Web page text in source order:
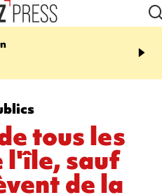
16:35
gendarmes évacuent
tous les
l'île, sauf
de la